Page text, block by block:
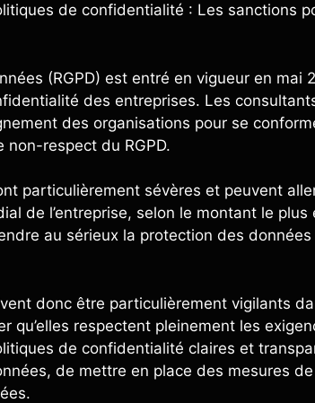
de confidentialité : Les sanctions
(RGPD) est entré en vigueur en mai
des entreprises. Les
des organisations pour se
respect du RGPD.
particulièrement sévères et peuvent
de l’entreprise, selon le montant le
au sérieux la protection des
donc être particulièrement vigilants
qu’elles respectent pleinement les
de confidentialité claires et
de mettre en place des mesures